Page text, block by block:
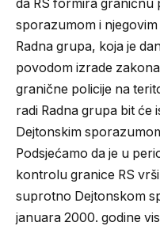
da RS formira graničnu
sporazumom i
Radna grupa, koja je
povodom izrade
granične policije na
radi Radna grupa bit će
Dejtonskim
Podsjećamo da je u
kontrolu granice RS
suprotno Dejtonskom
januara 2000. godine